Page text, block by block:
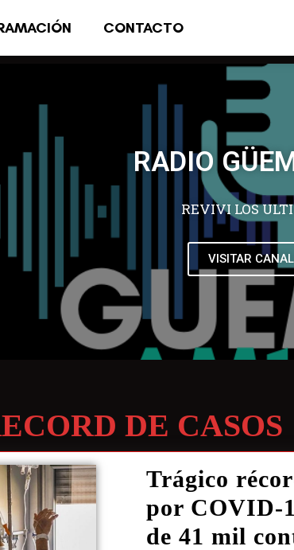
CONTACTO
RADIO
REVIVI LOS
VISITAR
DE CASOS
Trágico
por COVID-
de 41 mil